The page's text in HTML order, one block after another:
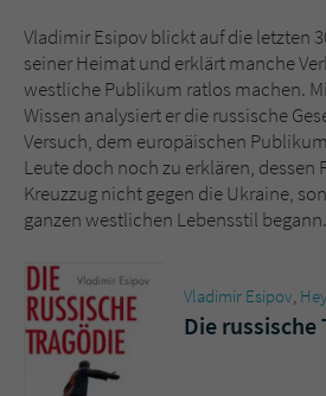
Vladimir Esipov blickt auf die letzten
seiner Heimat und erklärt manche
westliche Publikum ratlos machen.
Wissen analysiert er die russische
Versuch, dem europäischen
Leute doch noch zu erklären, dessen
Kreuzzug nicht gegen die Ukraine,
ganzen westlichen Lebensstil begann.
Vladimir Esipov,
Die russische
Laufzeit Session
Zweck
Dieses Cookie
Kommunikation der
Benutzer. Es wird
Sicherheitscode des
überprüfen.